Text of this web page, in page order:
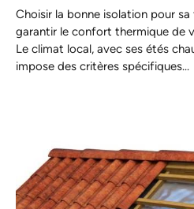
Choisir la bonne isolation pour
garantir le confort thermique de
Le climat local, avec ses étés
impose des critères spécifiques